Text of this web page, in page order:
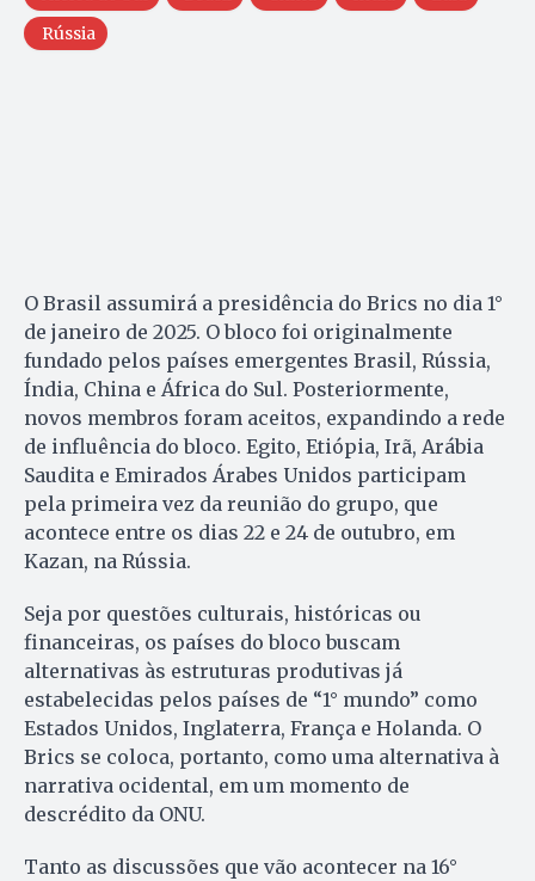
Rússia
O Brasil assumirá a presidência do Brics no dia 1°
de janeiro de 2025. O bloco foi originalmente
fundado pelos países emergentes Brasil, Rússia,
Índia, China e África do Sul. Posteriormente,
novos membros foram aceitos, expandindo a rede
de influência do bloco. Egito, Etiópia, Irã, Arábia
Saudita e Emirados Árabes Unidos participam
pela primeira vez da reunião do grupo, que
acontece entre os dias 22 e 24 de outubro, em
Kazan, na Rússia.
Seja por questões culturais, históricas ou
financeiras, os países do bloco buscam
alternativas às estruturas produtivas já
estabelecidas pelos países de “1° mundo” como
Estados Unidos, Inglaterra, França e Holanda. O
Brics se coloca, portanto, como uma alternativa à
narrativa ocidental, em um momento de
descrédito da ONU.
Tanto as discussões que vão acontecer na 16°